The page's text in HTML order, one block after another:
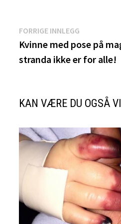
FORRIGE INNLEGG
innlegg:
Kvinne med pose på
stranda ikke er for alle!
KAN VÆRE DU OGSÅ